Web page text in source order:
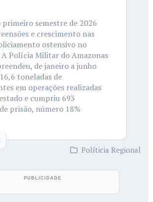
primeiro semestre de 2026
e crescimento nas
ostensivo no
A Polícia Militar do Amazonas
de janeiro a junho
toneladas de
em operações realizadas
e cumpriu 693
prisão, número 18%
Políticia Regional